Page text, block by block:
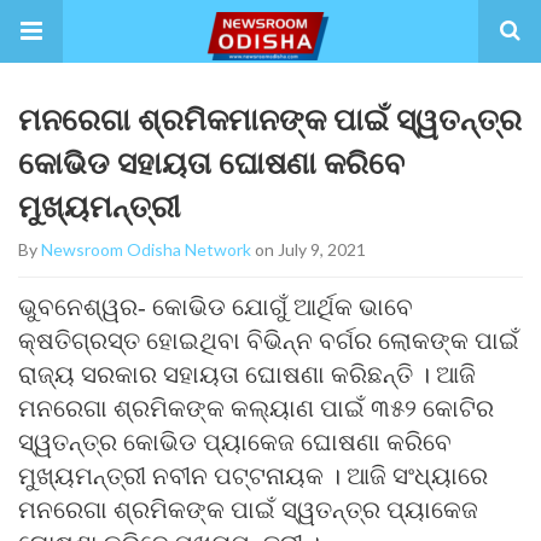
ମନରେଗା ଶ୍ରମିକମାନଙ୍କ ପାଇଁ ସ୍ୱତନ୍ତ୍ର
କୋଭିଡ ସହାୟତା ଘୋଷଣା କରିବେ
ମୁଖ୍ୟମନ୍ତ୍ରୀ
ByNewsroom Odisha Networkon July 9, 2021
ଭୁବନେଶ୍ୱର- କୋଭିଡ ଯୋଗୁଁ ଆର୍ଥିକ ଭାବେ
କ୍ଷତିଗ୍ରସ୍ତ ହୋଇଥିବା ବିଭିନ୍ନ ବର୍ଗର ଲୋକଙ୍କ ପାଇଁ
ରାଜ୍ୟ ସରକାର ସହାୟତା ଘୋଷଣା କରିଛନ୍ତି । ଆଜି
ମନରେଗା ଶ୍ରମିକଙ୍କ କଲ୍ୟାଣ ପାଇଁ ୩୫୨ କୋଟିର
ସ୍ୱତନ୍ତ୍ର କୋଭିଡ ପ୍ୟାକେଜ ଘୋଷଣା କରିବେ
ମୁଖ୍ୟମନ୍ତ୍ରୀ ନବୀନ ପଟ୍ଟନାୟକ । ଆଜି ସଂଧ୍ୟାରେ
ମନରେଗା ଶ୍ରମିକଙ୍କ ପାଇଁ ସ୍ୱତନ୍ତ୍ର ପ୍ୟାକେଜ